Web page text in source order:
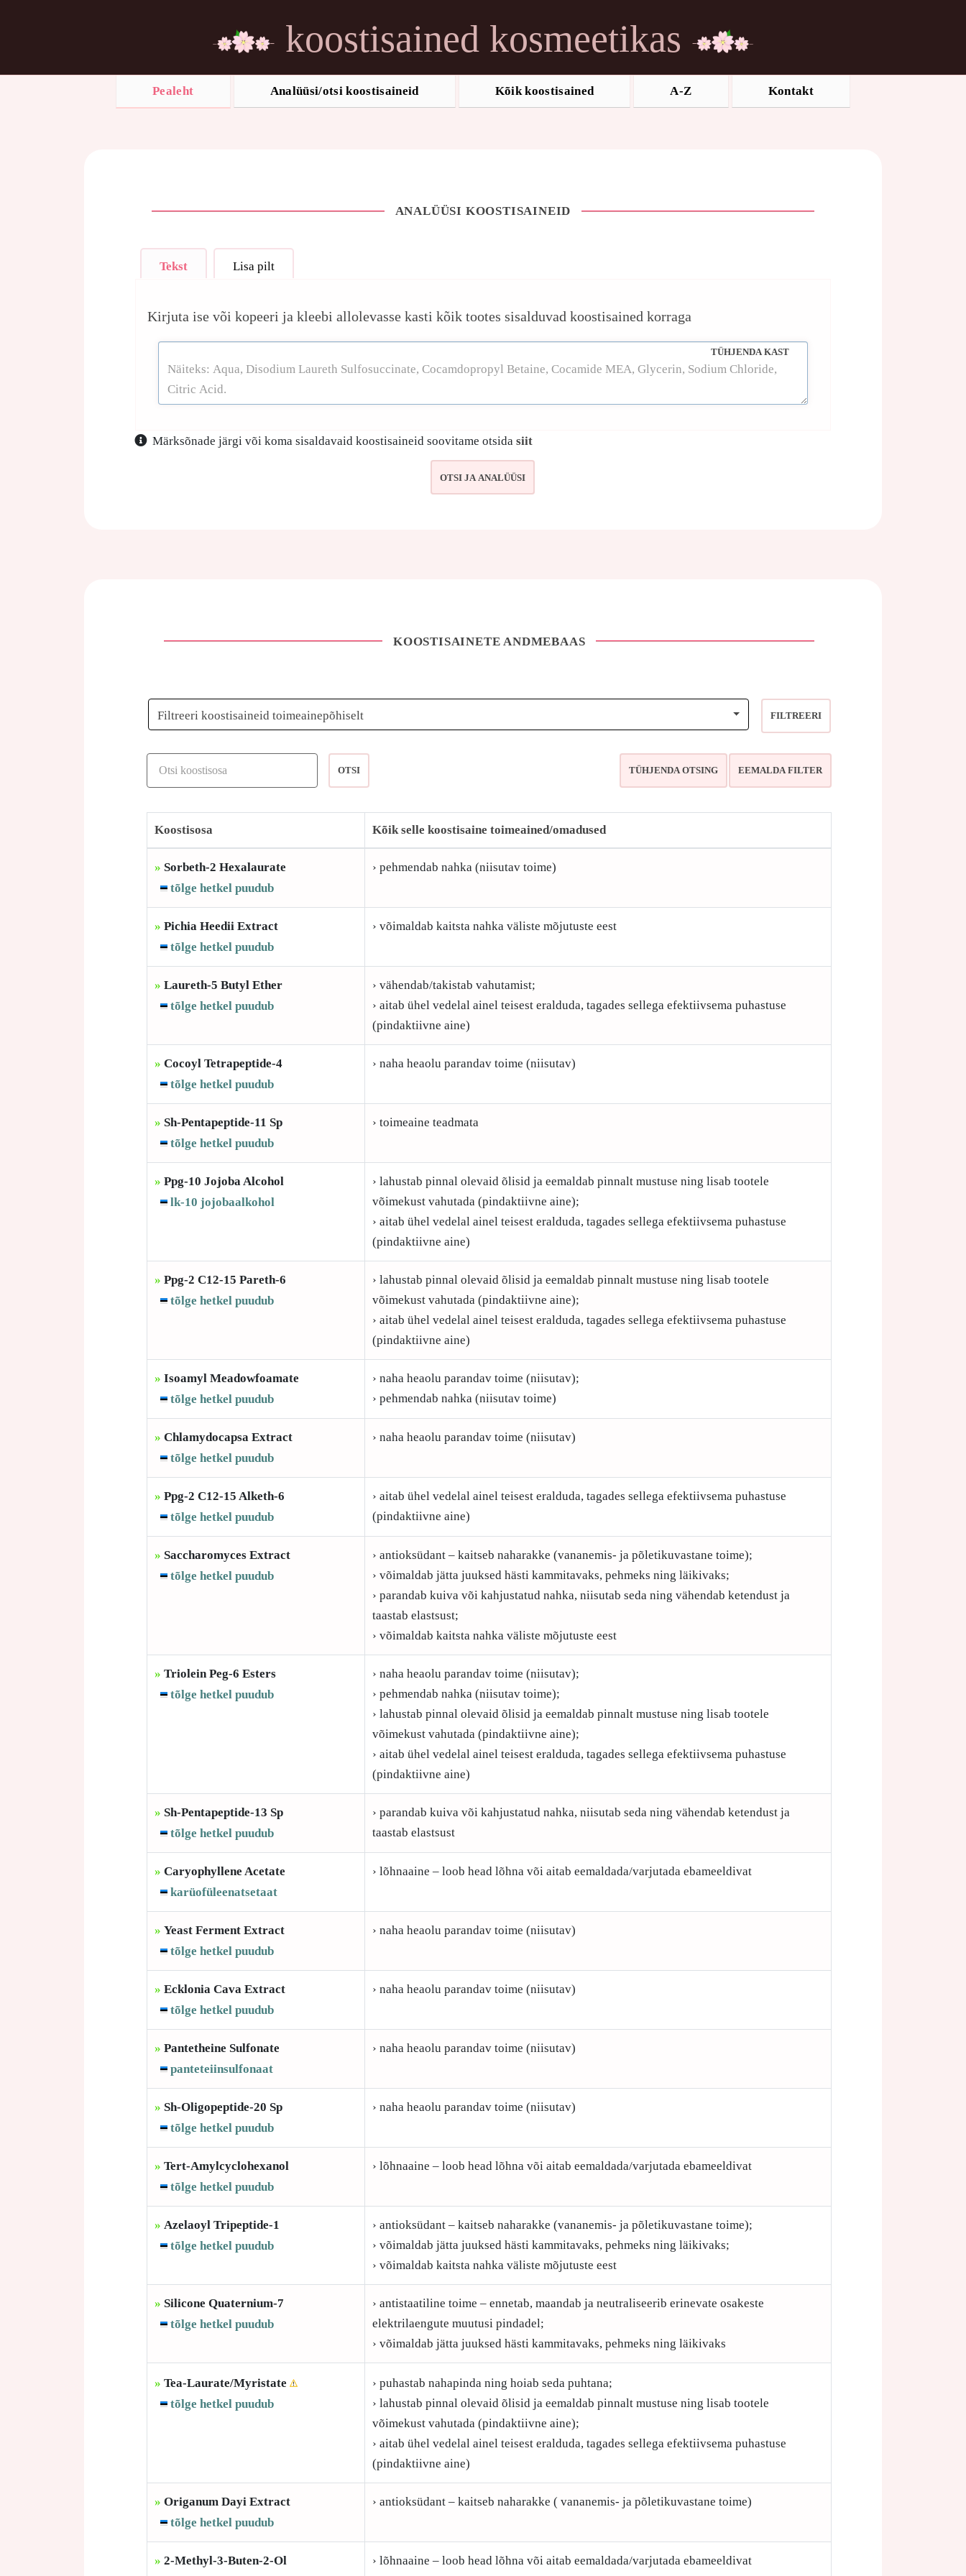
koostisained kosmeetikas
Pealeht Analüüsi/otsi koostisaineid Kõik koostisained A-Z Kontakt
ANALÜÜSI KOOSTISAINEID
Tekst Lisa pilt
Kirjuta ise või kopeeri ja kleebi allolevasse kasti kõik tootes sisalduvad koostisained korraga
TÜHJENDA KAST
Märksõnade järgi või koma sisaldavaid koostisaineid soovitame otsida siit
KOOSTISAINETE ANDMEBAAS
Filtreeri koostisaineid toimeainepõhiselt FILTREERI
OTSI
Koostisosa Kõik selle koostisaine toimeained/omadused
» Sorbeth-2 Hexalaurate
tõlge hetkel puudub
› pehmendab nahka (niisutav toime)
» Pichia Heedii Extract
tõlge hetkel puudub
› võimaldab kaitsta nahka väliste mõjutuste eest
» Laureth-5 Butyl Ether
tõlge hetkel puudub
› vähendab/takistab vahutamist;
› aitab ühel vedelal ainel teisest eralduda, tagades sellega efektiivsema puhastuse
(pindaktiivne aine)
» Cocoyl Tetrapeptide-4
tõlge hetkel puudub
› naha heaolu parandav toime (niisutav)
» Sh-Pentapeptide-11 Sp
tõlge hetkel puudub
› toimeaine teadmata
» Ppg-10 Jojoba Alcohol
lk-10 jojobaalkohol
› lahustab pinnal olevaid õlisid ja eemaldab pinnalt mustuse ning lisab tootele
võimekust vahutada (pindaktiivne aine);
› aitab ühel vedelal ainel teisest eralduda, tagades sellega efektiivsema puhastuse
(pindaktiivne aine)
» Ppg-2 C12-15 Pareth-6
tõlge hetkel puudub
› lahustab pinnal olevaid õlisid ja eemaldab pinnalt mustuse ning lisab tootele
võimekust vahutada (pindaktiivne aine);
› aitab ühel vedelal ainel teisest eralduda, tagades sellega efektiivsema puhastuse
(pindaktiivne aine)
» Isoamyl Meadowfoamate
tõlge hetkel puudub
› naha heaolu parandav toime (niisutav);
› pehmendab nahka (niisutav toime)
» Chlamydocapsa Extract
tõlge hetkel puudub
› naha heaolu parandav toime (niisutav)
» Ppg-2 C12-15 Alketh-6
tõlge hetkel puudub
› aitab ühel vedelal ainel teisest eralduda, tagades sellega efektiivsema puhastuse
(pindaktiivne aine)
» Saccharomyces Extract
tõlge hetkel puudub
› antioksüdant – kaitseb naharakke (vananemis- ja põletikuvastane toime);
› võimaldab jätta juuksed hästi kammitavaks, pehmeks ning läikivaks;
› parandab kuiva või kahjustatud nahka, niisutab seda ning vähendab ketendust ja
taastab elastsust;
› võimaldab kaitsta nahka väliste mõjutuste eest
» Triolein Peg-6 Esters
tõlge hetkel puudub
› naha heaolu parandav toime (niisutav);
› pehmendab nahka (niisutav toime);
› lahustab pinnal olevaid õlisid ja eemaldab pinnalt mustuse ning lisab tootele
võimekust vahutada (pindaktiivne aine);
› aitab ühel vedelal ainel teisest eralduda, tagades sellega efektiivsema puhastuse
(pindaktiivne aine)
» Sh-Pentapeptide-13 Sp
tõlge hetkel puudub
› parandab kuiva või kahjustatud nahka, niisutab seda ning vähendab ketendust ja
taastab elastsust
» Caryophyllene Acetate
karüofüleenatsetaat
› lõhnaaine – loob head lõhna või aitab eemaldada/varjutada ebameeldivat
» Yeast Ferment Extract
tõlge hetkel puudub
› naha heaolu parandav toime (niisutav)
» Ecklonia Cava Extract
tõlge hetkel puudub
› naha heaolu parandav toime (niisutav)
» Pantetheine Sulfonate
panteteiinsulfonaat
› naha heaolu parandav toime (niisutav)
» Sh-Oligopeptide-20 Sp
tõlge hetkel puudub
› naha heaolu parandav toime (niisutav)
» Tert-Amylcyclohexanol
tõlge hetkel puudub
› lõhnaaine – loob head lõhna või aitab eemaldada/varjutada ebameeldivat
» Azelaoyl Tripeptide-1
tõlge hetkel puudub
› antioksüdant – kaitseb naharakke (vananemis- ja põletikuvastane toime);
› võimaldab jätta juuksed hästi kammitavaks, pehmeks ning läikivaks;
› võimaldab kaitsta nahka väliste mõjutuste eest
» Silicone Quaternium-7
tõlge hetkel puudub
› antistaatiline toime – ennetab, maandab ja neutraliseerib erinevate osakeste
elektrilaengute muutusi pindadel;
› võimaldab jätta juuksed hästi kammitavaks, pehmeks ning läikivaks
» Tea-Laurate/Myristate
tõlge hetkel puudub
› puhastab nahapinda ning hoiab seda puhtana;
› lahustab pinnal olevaid õlisid ja eemaldab pinnalt mustuse ning lisab tootele
võimekust vahutada (pindaktiivne aine);
› aitab ühel vedelal ainel teisest eralduda, tagades sellega efektiivsema puhastuse
(pindaktiivne aine)
» Origanum Dayi Extract
tõlge hetkel puudub
› antioksüdant – kaitseb naharakke ( vananemis- ja põletikuvastane toime)
» 2-Methyl-3-Buten-2-Ol
› lõhnaaine – loob head lõhna või aitab eemaldada/varjutada ebameeldivat